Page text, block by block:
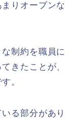
りオープンな
制約を職員に
きたことが、
。
る部分があり